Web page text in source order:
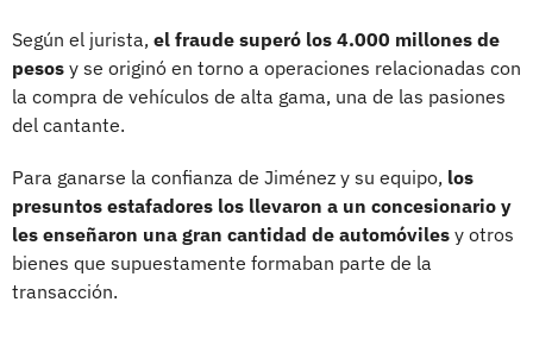
Según el jurista, el fraude superó los 4.000 millones de
pesos y se originó en torno a operaciones relacionadas con
la compra de vehículos de alta gama, una de las pasiones
del cantante.
Para ganarse la confianza de Jiménez y su equipo, los
presuntos estafadores los llevaron a un concesionario y
les enseñaron una gran cantidad de automóviles y otros
bienes que supuestamente formaban parte de la
transacción.